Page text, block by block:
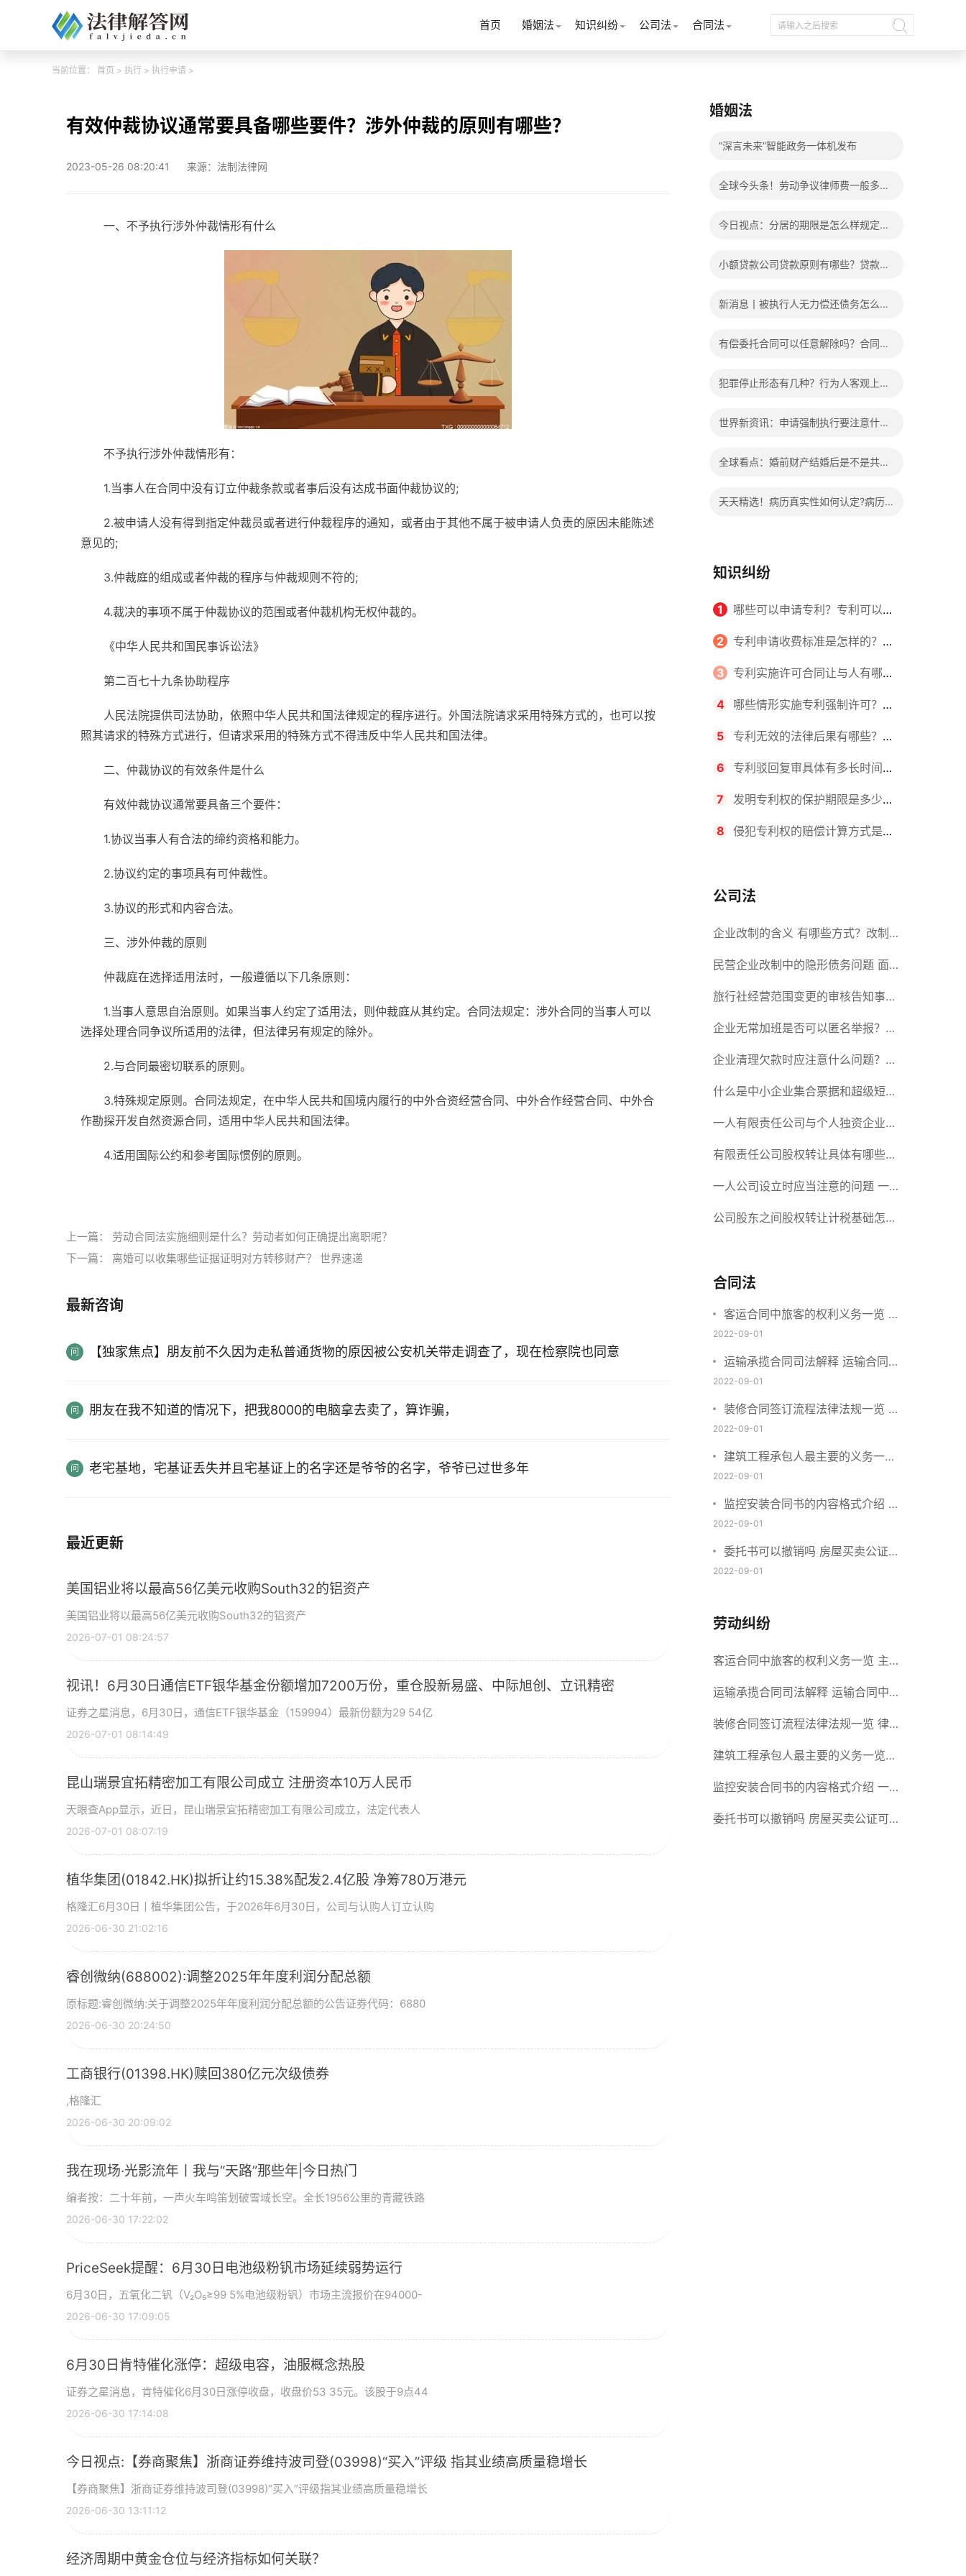
首页 婚姻法 知识纠纷 公司法 合同法
当前位置： 首页 > 执行 > 执行申请 >
有效仲裁协议通常要具备哪些要件？涉外仲裁的原则有哪些？
2023-05-26 08:20:41 来源：法制法律网
一、不予执行涉外仲裁情形有什么
不予执行涉外仲裁情形有：
1.当事人在合同中没有订立仲裁条款或者事后没有达成书面仲裁协议的;
2.被申请人没有得到指定仲裁员或者进行仲裁程序的通知，或者由于其他不属于被申请人负责的原因未能陈述
意见的;
3.仲裁庭的组成或者仲裁的程序与仲裁规则不符的;
4.裁决的事项不属于仲裁协议的范围或者仲裁机构无权仲裁的。
《中华人民共和国民事诉讼法》
第二百七十九条协助程序
人民法院提供司法协助，依照中华人民共和国法律规定的程序进行。外国法院请求采用特殊方式的，也可以按
照其请求的特殊方式进行，但请求采用的特殊方式不得违反中华人民共和国法律。
二、仲裁协议的有效条件是什么
有效仲裁协议通常要具备三个要件：
1.协议当事人有合法的缔约资格和能力。
2.协议约定的事项具有可仲裁性。
3.协议的形式和内容合法。
三、涉外仲裁的原则
仲裁庭在选择适用法时，一般遵循以下几条原则：
1.当事人意思自治原则。如果当事人约定了适用法，则仲裁庭从其约定。合同法规定：涉外合同的当事人可以
选择处理合同争议所适用的法律，但法律另有规定的除外。
2.与合同最密切联系的原则。
3.特殊规定原则。合同法规定，在中华人民共和国境内履行的中外合资经营合同、中外合作经营合同、中外合
作勘探开发自然资源合同，适用中华人民共和国法律。
4.适用国际公约和参考国际惯例的原则。
上一篇： 劳动合同法实施细则是什么？劳动者如何正确提出离职呢？
下一篇： 离婚可以收集哪些证据证明对方转移财产？ 世界速递
最新咨询
【独家焦点】朋友前不久因为走私普通货物的原因被公安机关带走调查了，现在检察院也同意
朋友在我不知道的情况下，把我8000的电脑拿去卖了，算诈骗，
老宅基地，宅基证丢失并且宅基证上的名字还是爷爷的名字，爷爷已过世多年
最近更新
美国铝业将以最高56亿美元收购South32的铝资产
美国铝业将以最高56亿美元收购South32的铝资产
2026-07-01 08:24:57
视讯！6月30日通信ETF银华基金份额增加7200万份，重仓股新易盛、中际旭创、立讯精密
证券之星消息，6月30日，通信ETF银华基金（159994）最新份额为29 54亿
2026-07-01 08:14:49
昆山瑞景宜拓精密加工有限公司成立 注册资本10万人民币
天眼查App显示，近日，昆山瑞景宜拓精密加工有限公司成立，法定代表人
2026-07-01 08:07:19
植华集团(01842.HK)拟折让约15.38%配发2.4亿股 净筹780万港元
格隆汇6月30日丨植华集团公告，于2026年6月30日，公司与认购人订立认购
2026-06-30 21:02:16
睿创微纳(688002):调整2025年年度利润分配总额
原标题:睿创微纳:关于调整2025年年度利润分配总额的公告证券代码：6880
2026-06-30 20:24:50
工商银行(01398.HK)赎回380亿元次级债券
,格隆汇
2026-06-30 20:09:02
我在现场·光影流年丨我与“天路”那些年|今日热门
编者按：二十年前，一声火车鸣笛划破雪域长空。全长1956公里的青藏铁路
2026-06-30 17:22:02
PriceSeek提醒：6月30日电池级粉钒市场延续弱势运行
6月30日，五氧化二钒（V₂O₅≥99 5%电池级粉钒）市场主流报价在94000-
2026-06-30 17:09:05
6月30日肯特催化涨停：超级电容，油服概念热股
证券之星消息，肯特催化6月30日涨停收盘，收盘价53 35元。该股于9点44
2026-06-30 17:14:08
今日视点:【券商聚焦】浙商证券维持波司登(03998)“买入”评级 指其业绩高质量稳增长
【券商聚焦】浙商证券维持波司登(03998)“买入”评级指其业绩高质量稳增长
2026-06-30 13:11:12
经济周期中黄金仓位与经济指标如何关联？
婚姻法
“深言未来”智能政务一体机发布
全球今头条！劳动争议律师费一般多少
今日视点：分居的期限是怎么样规定
小额贷款公司贷款原则有哪些？贷款不
新消息丨被执行人无力偿还债务怎么
有偿委托合同可以任意解除吗？合同无
犯罪停止形态有几种？行为人客观上实
世界新资讯：申请强制执行要注意什么
全球看点：婚前财产结婚后是不是共同
天天精选！病历真实性如何认定?病历
知识纠纷
1 哪些可以申请专利？专利可以同
时多个人一起申请吗？
2 专利申请收费标准是怎样的？申
请不同类型的专利所需要的钱不同
3 专利实施许可合同让与人有哪些
主要义务？专利实施许可合同与专利
许可合同有什么区别？
4 哪些情形实施专利强制许可？专
利强制许可的前提条件是什么？
5 专利无效的法律后果有哪些？专
利的无效情形有哪些？
6 专利驳回复审具体有多长时间？
哪些情况下专利申请可能被驳回？
7 发明专利权的保护期限是多少
年？非专利发明人是否有专利申请
8 侵犯专利权的赔偿计算方式是什
间？
公司法
企业改制的含义 有哪些方式？改制
后国企员工属于什么性质？
民营企业改制中的隐形债务问题 面
对隐形债务问题应该如何解决？
旅行社经营范围变更的审核告知事项
旅游业的发展现状和趋势
企业无常加班是否可以匿名举报？强
制加班公司没有加班费怎么办？
企业清理欠款时应注意什么问题？企
业短期借款需要注意哪些事项？
什么是中小企业集合票据和超级短期
融资券？一起来了解一下吧！
一人有限责任公司与个人独资企业的
区别 这些知识你都知道吗？
有限责任公司股权转让具体有哪些形
式？来了解下这五种形式
一人公司设立时应当注意的问题 一
人公司的特征
公司股东之间股权转让计税基础怎么
合什么要件？
合同法
客运合同中旅客的权利义务一览 主
要包括这些内容
2022-09-01
运输承揽合同司法解释 运输合同中
承运人的义务有哪些
2022-09-01
装修合同签订流程法律法规一览 律
师解答
2022-09-01
建筑工程承包人最主要的义务一览
承包合同内容介绍
2022-09-01
监控安装合同书的内容格式介绍 一
般包括这些条款
2022-09-01
委托书可以撤销吗 房屋买卖公证可
否撤销
2022-09-01
劳动纠纷
客运合同中旅客的权利义务一览 主
要包括这些内容
运输承揽合同司法解释 运输合同中
承运人的义务有哪些
装修合同签订流程法律法规一览 律
师解答
建筑工程承包人最主要的义务一览
承包合同内容介绍
监控安装合同书的内容格式介绍 一
般包括这些条款
委托书可以撤销吗 房屋买卖公证可